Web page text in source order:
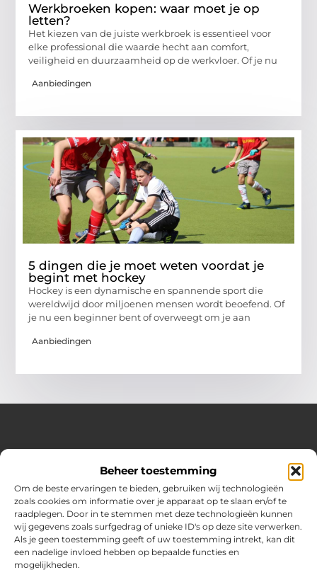
Beheer toestemming
Om de beste ervaringen te bieden, gebruiken wij technologieën
zoals cookies om informatie over je apparaat op te slaan en/of te
raadplegen. Door in te stemmen met deze technologieën kunnen
wij gegevens zoals surfgedrag of unieke ID's op deze site verwerken.
Als je geen toestemming geeft of uw toestemming intrekt, kan dit
een nadelige invloed hebben op bepaalde functies en
mogelijkheden.
Werkbroeken kopen: waar moet je op
letten?
Het kiezen van de juiste werkbroek is essentieel voor
elke professional die waarde hecht aan comfort,
veiligheid en duurzaamheid op de werkvloer. Of je nu
Aanbiedingen
5 dingen die je moet weten voordat je
begint met hockey
Hockey is een dynamische en spannende sport die
wereldwijd door miljoenen mensen wordt beoefend. Of
je nu een beginner bent of overweegt om je aan
Aanbiedingen
Jouw bron voor inspiratie en praktische tips voor het
Verken een gevarieerde selectie blogs en artikelen boordevol
handige adviezen en verrassende inzichten om elke dag
optimaal te benutten.
Bericht categorie